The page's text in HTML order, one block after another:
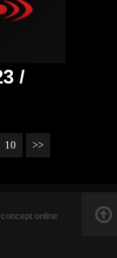
/
10 >>
online